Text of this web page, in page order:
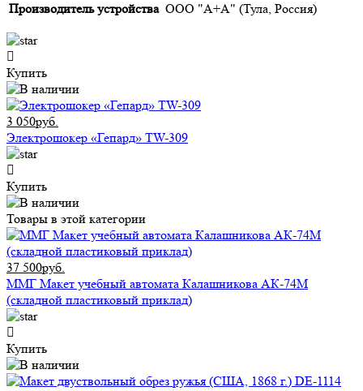
Производитель устройства ООО "А+А" (Тула, Россия)
Купить
3 050руб.
Электрошокер «Гепард» TW-309
Купить
Товары в этой категории
37 500руб.
ММГ Макет учебный автомата Калашникова АК-74М
(складной пластиковый приклад)
Купить